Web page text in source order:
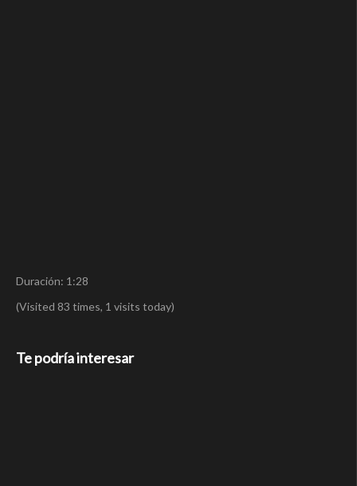
Duración: 1:28
(Visited 83 times, 1 visits today)
Te podría interesar